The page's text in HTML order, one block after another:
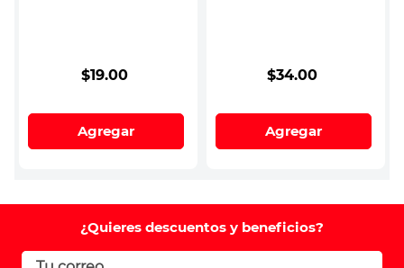
$19.00
Agregar
$34.00
Agregar
¿Quieres descuentos y beneficios?